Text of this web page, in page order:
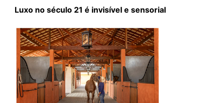
Luxo no século 21 é invisível e sensorial